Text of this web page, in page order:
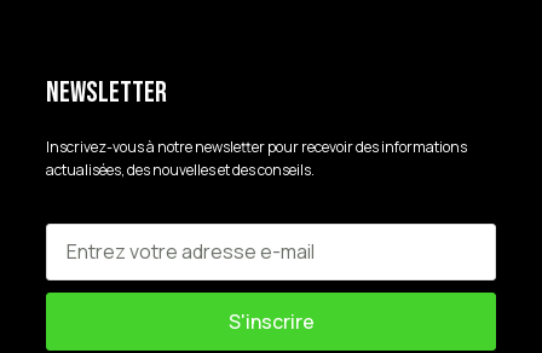
Newsletter
Inscrivez-vous à notre newsletter pour recevoir des informations
actualisées, des nouvelles et des conseils.
S'inscrire